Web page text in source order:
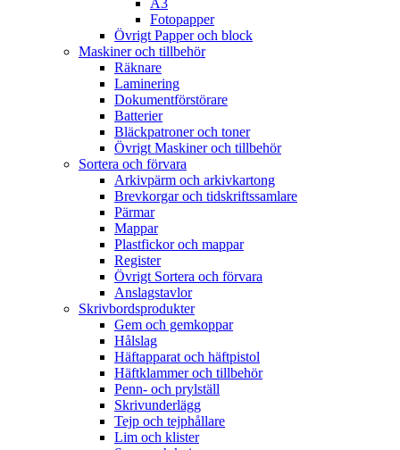
A3
Fotopapper
Övrigt Papper och block
Maskiner och tillbehör
Räknare
Laminering
Dokumentförstörare
Batterier
Bläckpatroner och toner
Övrigt Maskiner och tillbehör
Sortera och förvara
Arkivpärm och arkivkartong
Brevkorgar och tidskriftssamlare
Pärmar
Mappar
Plastfickor och mappar
Register
Övrigt Sortera och förvara
Anslagstavlor
Skrivbordsprodukter
Gem och gemkoppar
Hålslag
Häftapparat och häftpistol
Häftklammer och tillbehör
Penn- och prylställ
Skrivunderlägg
Tejp och tejphållare
Lim och klister